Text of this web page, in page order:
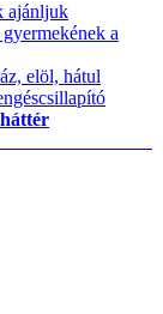
ajánljuk
a
elöl, hátul